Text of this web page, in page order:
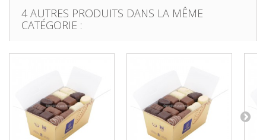
4 AUTRES PRODUITS DANS LA MÊME
CATÉGORIE :